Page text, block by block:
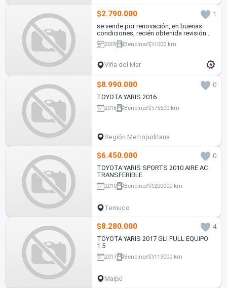
$2.790.000
1
se vende por renovación, en buenas
condiciones, recién obtenida revisión
técnica
2009 Bencina 1000 km
Viña del Mar
$8.990.000
0
TOYOTA YARIS 2016
2016 Bencina 75500 km
Región Metropolitana
$6.450.000
0
TOYOTA YARIS SPORTS 2010 AIRE AC
TRANSFERIBLE
2010 Bencina 200000 km
Temuco
$8.280.000
4
TOYOTA YARIS 2017 GLI FULL EQUIPO
1.5
2017 Bencina 113000 km
Maipú